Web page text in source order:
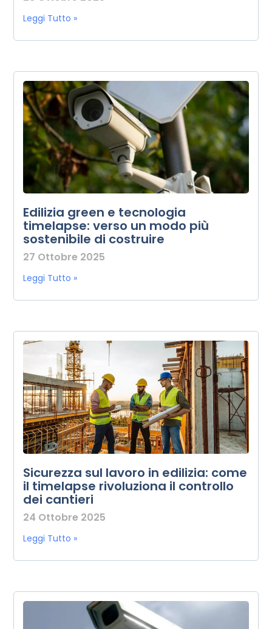
Leggi Tutto »
Edilizia green e tecnologia
timelapse: verso un modo più
sostenibile di costruire
27 Ottobre 2025
Leggi Tutto »
Sicurezza sul lavoro in edilizia: come
il timelapse rivoluziona il controllo
dei cantieri
24 Ottobre 2025
Leggi Tutto »